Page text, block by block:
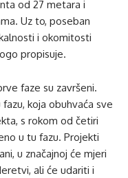
od 27 metara i
Uz to, poseban
i okomitosti
propisuje.
faze su završeni.
koja obuhvaća sve
s rokom od četiri
u tu fazu. Projekti
u značajnoj će mjeri
ali će udariti i